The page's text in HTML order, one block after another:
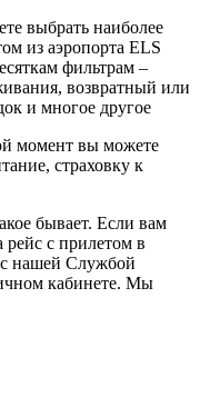
выбрать наиболее
из аэропорта ELS
фильтрам –
возвратный или
и многое другое
момент вы можете
страховку к
бывает. Если вам
с прилетом в
с нашей Службой
кабинете. Мы